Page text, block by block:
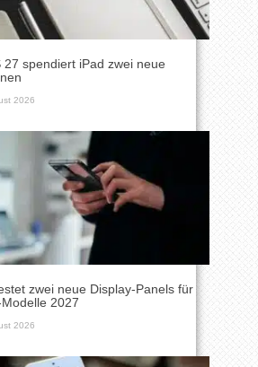
27 spendiert iPad zwei neue
2026
zwei neue Display-Panels für
2027
2026